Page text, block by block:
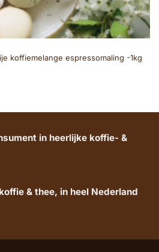
koffiemelange espressomaling -1kg
in heerlijke koffie- &
& thee, in heel Nederland